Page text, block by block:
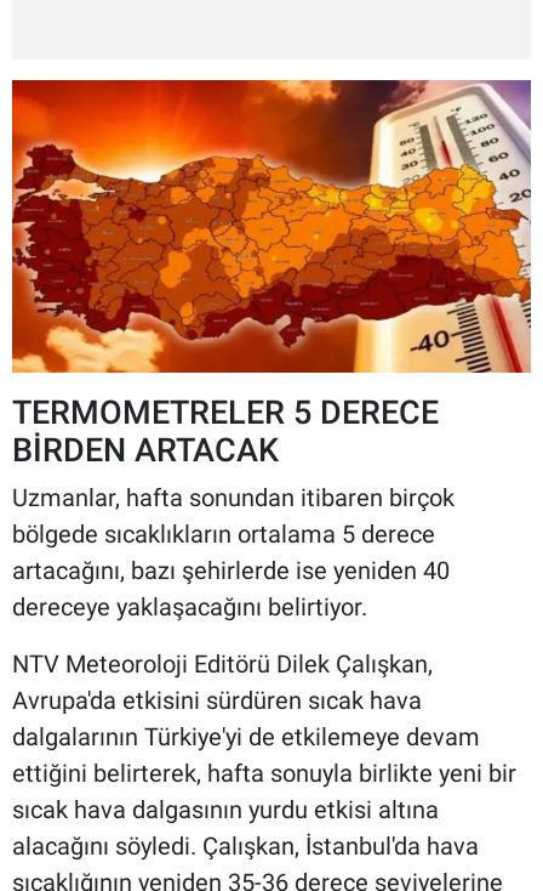
TERMOMETRELER 5 DERECE
BİRDEN ARTACAK
Uzmanlar, hafta sonundan itibaren birçok
bölgede sıcaklıkların ortalama 5 derece
artacağını, bazı şehirlerde ise yeniden 40
dereceye yaklaşacağını belirtiyor.
NTV Meteoroloji Editörü Dilek Çalışkan,
Avrupa'da etkisini sürdüren sıcak hava
dalgalarının Türkiye'yi de etkilemeye devam
ettiğini belirterek, hafta sonuyla birlikte yeni bir
sıcak hava dalgasının yurdu etkisi altına
alacağını söyledi. Çalışkan, İstanbul'da hava
sıcaklığının yeniden 35-36 derece seviyelerine